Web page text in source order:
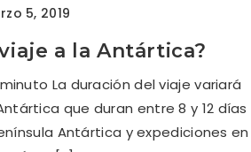
5, 2019
a la Antártica?
La duración del viaje variará
que duran entre 8 y 12 días
Antártica y expediciones en